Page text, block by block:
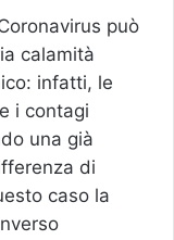
può
calamità
infatti, le
i contagi
una già
di
caso la